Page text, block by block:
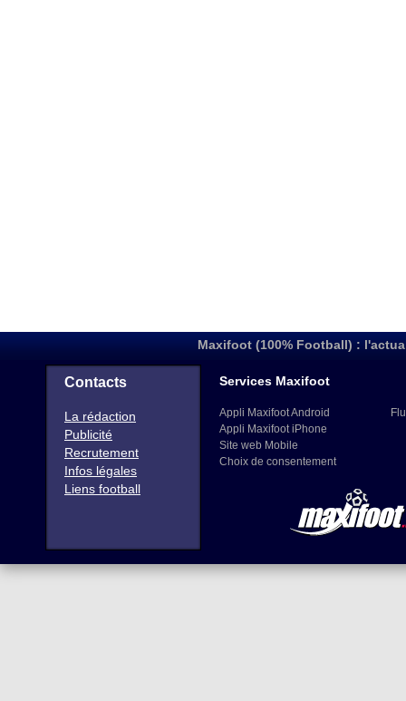
Maxifoot (100% Football) :
Contacts
La rédaction
Publicité
Recrutement
Infos légales
Liens football
Services Maxifoot
Appli Maxifoot Android
Appli Maxifoot iPhone
Site web Mobile
Choix de consentement